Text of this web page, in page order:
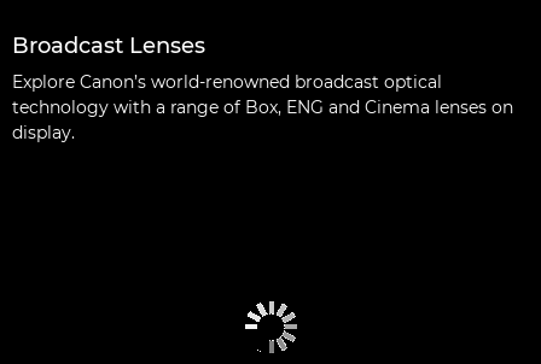
Broadcast Lenses
Explore Canon’s world-renowned broadcast optical
technology with a range of Box, ENG and Cinema lenses on
display.